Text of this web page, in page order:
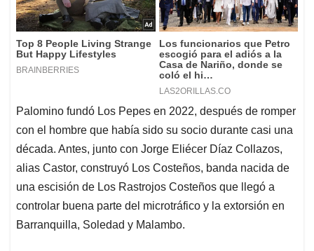
Palomino fundó Los Pepes en 2022, después de romper
con el hombre que había sido su socio durante casi una
década. Antes, junto con Jorge Eliécer Díaz Collazos,
alias Castor, construyó Los Costeños, banda nacida de
una escisión de Los Rastrojos Costeños que llegó a
controlar buena parte del microtráfico y la extorsión en
Barranquilla, Soledad y Malambo.